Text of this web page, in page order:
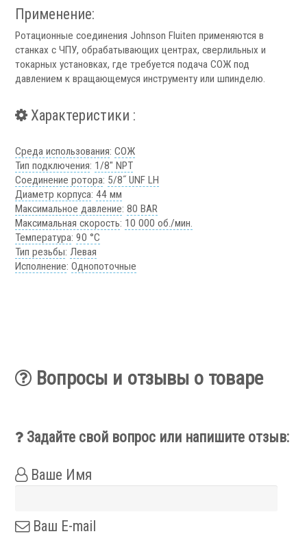
Аксессуары УЦИ
Системы СОЖ
Скиммеры СОЖ
Сепараторы СОЖ
Применение:
Ротационные соединения Johnson Fluiten применяются в
станках с ЧПУ, обрабатывающих центрах, сверлильных и
токарных установках, где требуется подача СОЖ под
давлением к вращающемуся инструменту или шпинделю.
Характеристики :
Среда использования:СОЖ
Тип подключения: 1/8" NPT
Соединение ротора: 5/8˝ UNF LH
Диаметр корпуса:44 мм
Максимальное давление:80 BAR
Максимальная скорость: 10 000 об./мин.
Температура:90 °C
Тип резьбы: Левая
Исполнение:Однопоточные
Вопросы и отзывы о товаре
Задайте свой вопрос или напишите отзыв:
Ваше Имя
Ваш E-mail